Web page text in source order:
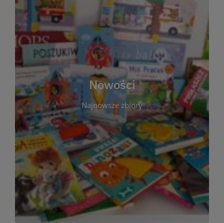
Nowości
Najnowsze zbiory
W tej sekcji prezentujemy najnowsze książki,
audiobooki oraz filmy, które właśnie trafiły do
zbiorów Miejskiej Biblioteki Publicznej w
Starachowicach. Regularnie aktualizujemy listę,
aby Czytelnicy mogli na bieżąco odkrywać świeże
tytuły i najciekawsze premiery wydawnicze. Każda
pozycja opatrzona jest krótkim opisem i
informacją o dostępności w katalogu. Zachęcamy
do częstych odwiedzin – nowości pojawiają się
niemal każdego tygodnia! Dzięki tej zakładce
zawsze będziesz wiedzieć, co warto przeczytać
jako pierwsze.
WIĘCEJ